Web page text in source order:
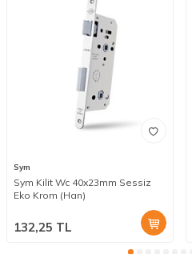
Sym
Sym Kilit Wc 40x23mm Sessiz
Eko Krom (Han)
132,25 TL